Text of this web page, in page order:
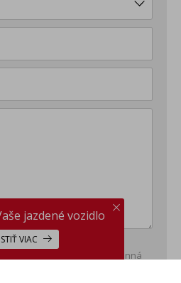
jazdené vozidlo
VIAC
jedna položka povinná